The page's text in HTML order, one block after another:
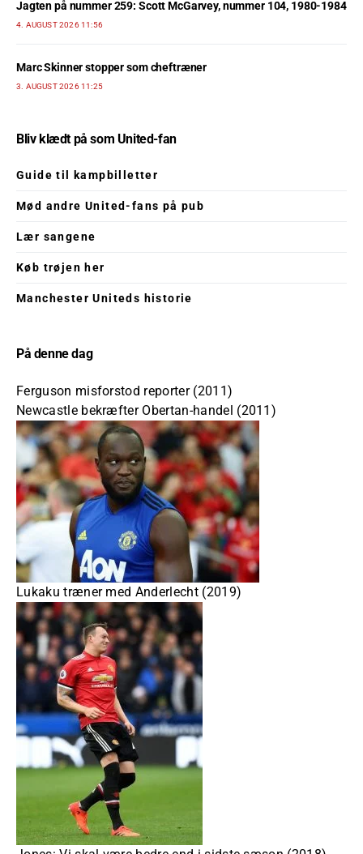
Jagten på nummer 259: Scott McGarvey, nummer 104, 1980-1984
4. AUGUST 2026 11:56
Marc Skinner stopper som cheftræner
3. AUGUST 2026 11:25
Bliv klædt på som United-fan
Guide til kampbilletter
Mød andre United-fans på pub
Lær sangene
Køb trøjen her
Manchester Uniteds historie
På denne dag
Ferguson misforstod reporter (2011)
Newcastle bekræfter Obertan-handel (2011)
Lukaku træner med Anderlecht (2019)